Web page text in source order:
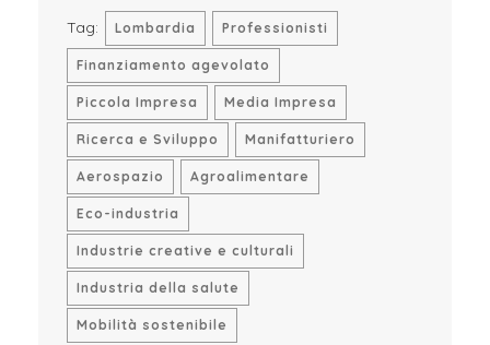
Tag: Lombardia Professionisti
Finanziamento agevolato
Piccola Impresa Media Impresa
Ricerca e Sviluppo Manifatturiero
Aerospazio Agroalimentare
Eco-industria
Industrie creative e culturali
Industria della salute
Mobilità sostenibile